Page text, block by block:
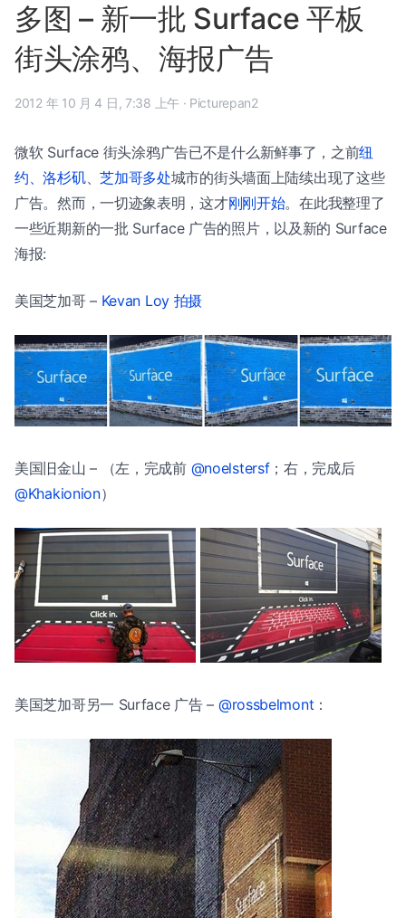
多图 – 新一批 Surface 平板
街头涂鸦、海报广告
2012 年 10 月 4 日, 7:38 上午 · Picturepan2
微软 Surface 街头涂鸦广告已不是什么新鲜事了，之前纽
约、洛杉矶、芝加哥多处城市的街头墙面上陆续出现了这些
广告。然而，一切迹象表明，这才刚刚开始。在此我整理了
一些近期新的一批 Surface 广告的照片，以及新的 Surface
海报:
美国芝加哥 – Kevan Loy 拍摄
美国旧金山 – （左，完成前 @noelstersf；右，完成后
@Khakionion）
美国芝加哥另一 Surface 广告 – @rossbelmont ：